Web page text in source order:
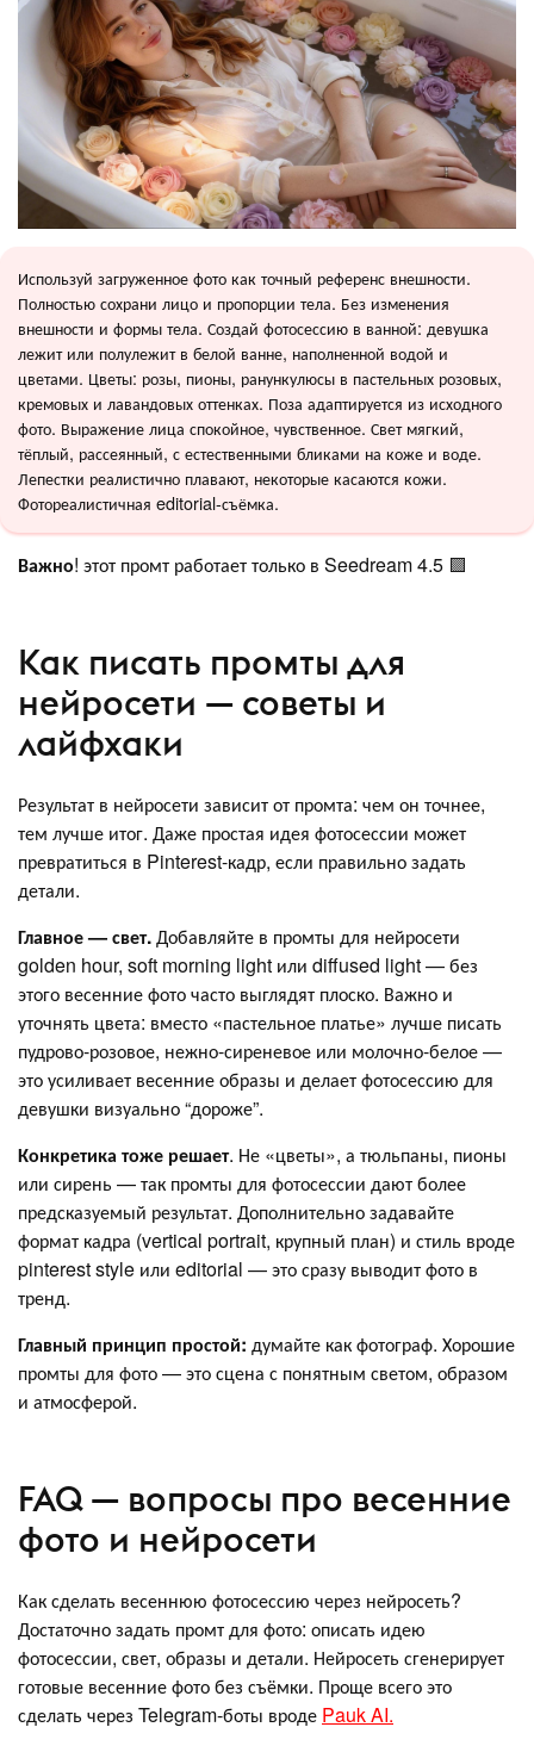
Используй загруженное фото как точный референс внешности.
Полностью сохрани лицо и пропорции тела. Без изменения
внешности и формы тела. Создай фотосессию в ванной: девушка
лежит или полулежит в белой ванне, наполненной водой и
цветами. Цветы: розы, пионы, ранункулюсы в пастельных розовых,
кремовых и лавандовых оттенках. Поза адаптируется из исходного
фото. Выражение лица спокойное, чувственное. Свет мягкий,
тёплый, рассеянный, с естественными бликами на коже и воде.
Лепестки реалистично плавают, некоторые касаются кожи.
Фотореалистичная editorial-съёмка.
Важно! этот промт работает только в Seedream 4.5 🟪
Как писать промты для
нейросети — советы и
лайфхаки
Результат в нейросети зависит от промта: чем он точнее,
тем лучше итог. Даже простая идея фотосессии может
превратиться в Pinterest-кадр, если правильно задать
детали.
Главное — свет.Добавляйте в промты для нейросети
golden hour, soft morning light или diffused light — без
этого весенние фото часто выглядят плоско. Важно и
уточнять цвета: вместо «пастельное платье» лучше писать
пудрово-розовое, нежно-сиреневое или молочно-белое —
это усиливает весенние образы и делает фотосессию для
девушки визуально “дороже”.
Конкретика тоже решает. Не «цветы», а тюльпаны, пионы
или сирень — так промты для фотосессии дают более
предсказуемый результат. Дополнительно задавайте
формат кадра (vertical portrait, крупный план) и стиль вроде
pinterest style или editorial — это сразу выводит фото в
тренд.
Главный принцип простой: думайте как фотограф. Хорошие
промты для фото — это сцена с понятным светом, образом
и атмосферой.
FAQ — вопросы про весенние
фото и нейросети
Как сделать весеннюю фотосессию через нейросеть?
Достаточно задать промт для фото: описать идею
фотосессии, свет, образы и детали. Нейросеть сгенерирует
готовые весенние фото без съёмки. Проще всего это
сделать через Telegram-боты вроде Pauk AI.